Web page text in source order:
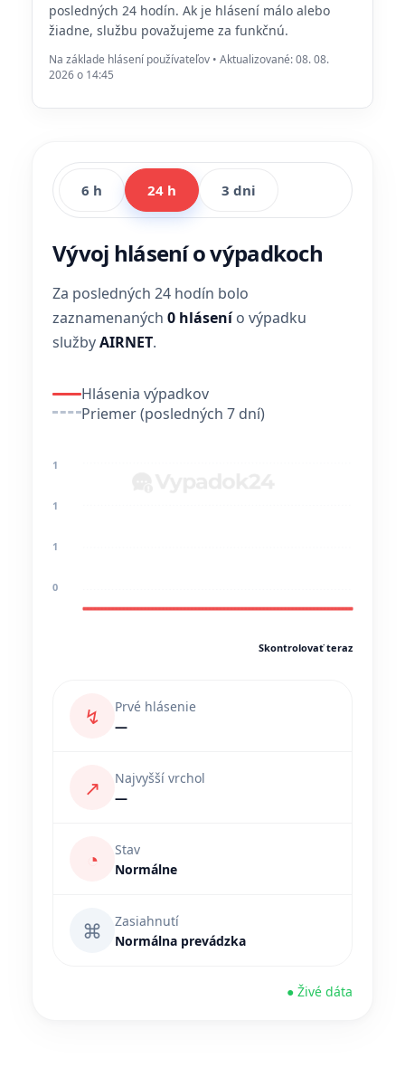
posledných 24 hodín. Ak je hlásení málo alebo
žiadne, službu považujeme za funkčnú.
Na základe hlásení používateľov • Aktualizované: 08. 08.
2026 o 14:45
6 h 24 h 3 dni
Vývoj hlásení o výpadkoch
Za posledných 24 hodín bolo
zaznamenaných 0 hlásenío výpadku
službyAIRNET.
Hlásenia výpadkov
Priemer (posledných 7 dní)
1
1
1
0
Skontrolovať teraz
↯
Prvé hlásenie
—
↗
Najvyšší vrchol
—
◔
Stav
Normálne
⌘
Zasiahnutí
Normálna prevádzka
● Živé dáta